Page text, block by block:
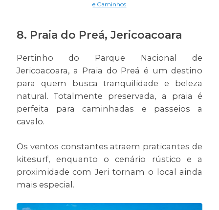
e Caminhos
8. Praia do Preá, Jericoacoara
Pertinho do Parque Nacional de
Jericoacoara, a Praia do Preá é um destino
para quem busca tranquilidade e beleza
natural. Totalmente preservada, a praia é
perfeita para caminhadas e passeios a
cavalo.
Os ventos constantes atraem praticantes de
kitesurf, enquanto o cenário rústico e a
proximidade com Jeri tornam o local ainda
mais especial.